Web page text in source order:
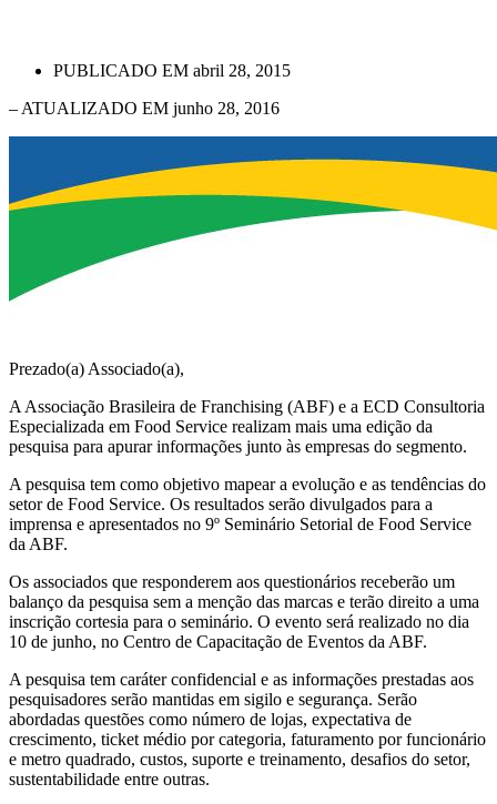
PUBLICADO EM abril 28, 2015
– ATUALIZADO EM junho 28, 2016
Prezado(a) Associado(a),
A Associação Brasileira de Franchising (ABF) e a ECD Consultoria
Especializada em Food Service realizam mais uma edição da
pesquisa para apurar informações junto às empresas do segmento.
A pesquisa tem como objetivo mapear a evolução e as tendências do
setor de Food Service. Os resultados serão divulgados para a
imprensa e apresentados no 9º Seminário Setorial de Food Service
da ABF.
Os associados que responderem aos questionários receberão um
balanço da pesquisa sem a menção das marcas e terão direito a uma
inscrição cortesia para o seminário. O evento será realizado no dia
10 de junho, no Centro de Capacitação de Eventos da ABF.
A pesquisa tem caráter confidencial e as informações prestadas aos
pesquisadores serão mantidas em sigilo e segurança. Serão
abordadas questões como número de lojas, expectativa de
crescimento, ticket médio por categoria, faturamento por funcionário
e metro quadrado, custos, suporte e treinamento, desafios do setor,
sustentabilidade entre outras.